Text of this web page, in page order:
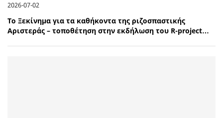
2026-07-02
Το Ξεκίνημα για τα καθήκοντα της ριζοσπαστικής
Αριστεράς – τοποθέτηση στην εκδήλωση του R-project…